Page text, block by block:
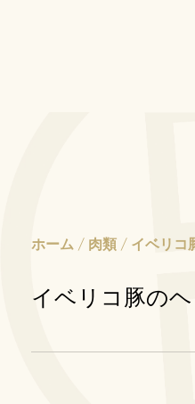
ホーム / 肉類 / イベリコ
イベリコ豚の